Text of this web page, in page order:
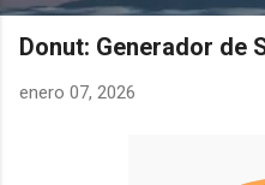
Donut: Generador de
enero 07, 2026